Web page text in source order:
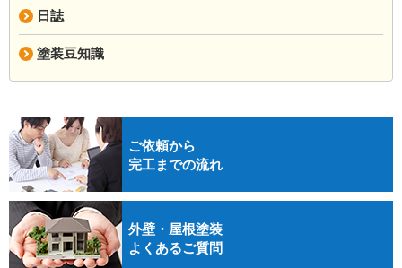
日誌
塗装豆知識
ご依頼から
完工までの流れ
外壁・屋根塗装
よくあるご質問